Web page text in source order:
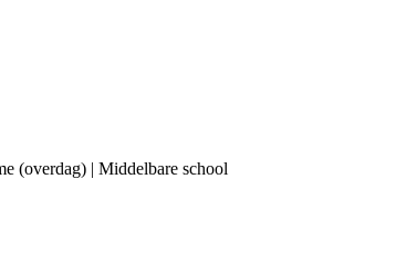
(overdag) | Middelbare school